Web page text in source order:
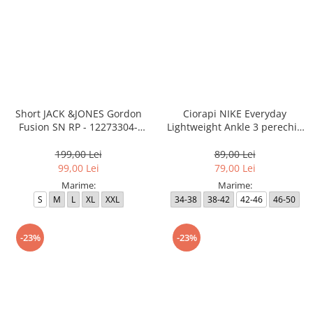
Short JACK &JONES Gordon
Fusion SN RP - 12273304-
199,00 Lei
99,00 Lei
Marime:
S M L XL XXL
Ciorapi NIKE Everyday
Lightweight Ankle 3 perechi -
89,00 Lei
79,00 Lei
Marime:
34-38 38-42 42-46 46-50
-23% -23%